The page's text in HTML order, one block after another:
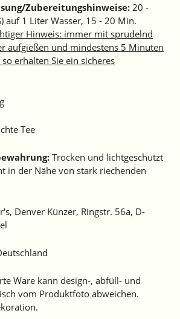
Zubereitungshinweise: 20 -
auf 1 Liter Wasser, 15 - 20 Min.
Hinweis: immer mit sprudelnd
aufgießen und mindestens 5 Minuten
erhalten Sie ein sicheres
Tee
Trocken und lichtgeschützt
in der Nähe von stark riechenden
Denver Künzer, Ringstr. 56a, D-
Ware kann design-, abfüll- und
vom Produktfoto abweichen.